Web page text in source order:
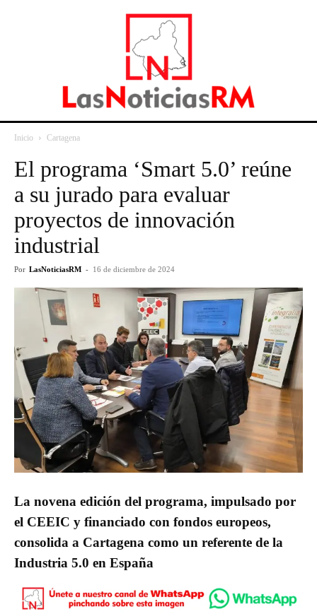
Inicio Cartagena
El programa ‘Smart 5.0’ reúne
a su jurado para evaluar
proyectos de innovación
industrial
Por LasNoticiasRM - 16 de diciembre de 2024
La novena edición del programa, impulsado por
el CEEIC y financiado con fondos europeos,
consolida a Cartagena como un referente de la
Industria 5.0 en España